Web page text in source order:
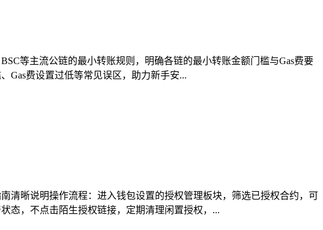
等主流公链的最小转账规则，明确各链的最小转账金额门槛与Gas费要
Gas费设置过低等常见误区，助力新手安...
清晰说明操作流程：进入钱包设置的授权管理板块，筛选已授权合约，可
态，不点击陌生授权链接，定期清理闲置授权，...